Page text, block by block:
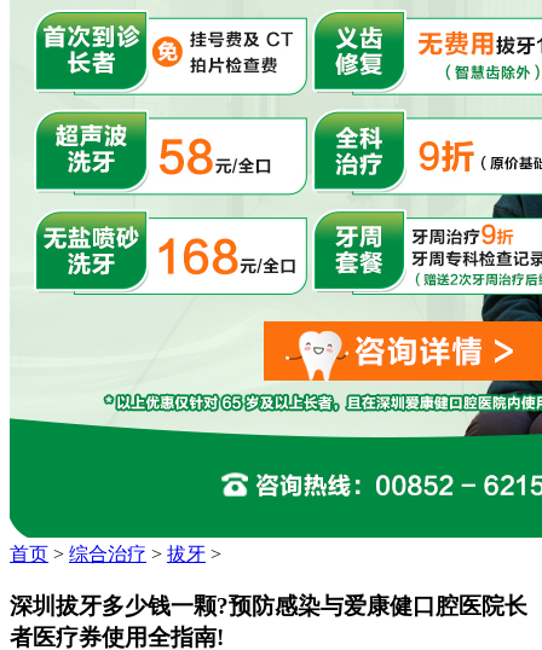
首页 > 综合治疗 > 拔牙 >
深圳拔牙多少钱一颗?预防感染与爱康健口腔医院长
者医疗券使用全指南!